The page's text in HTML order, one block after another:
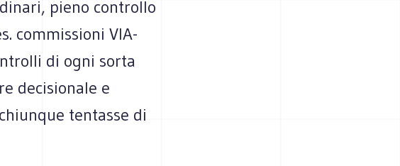
pieno controllo
commissioni VIA-
di ogni sorta
decisionale e
tentasse di